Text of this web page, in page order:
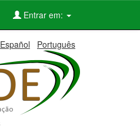
Entrar em:
Español Português